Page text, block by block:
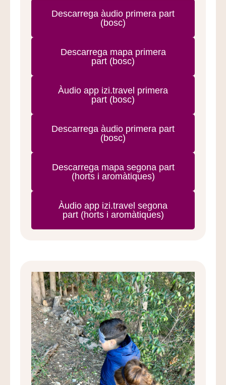
Descarrega àudio primera part
(bosc)
Descarrega mapa primera
part (bosc)
Àudio app izi.travel primera
part (bosc)
Descarrega àudio primera part
(bosc)
Descarrega mapa segona part
(horts i aromàtiques)
Àudio app izi.travel segona
part (horts i aromàtiques)